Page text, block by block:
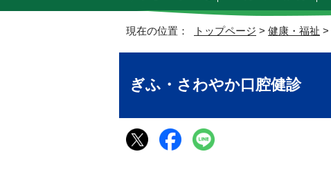
現在の位置： トップページ > 健康・福祉 >
ぎふ・さわやか口腔健診